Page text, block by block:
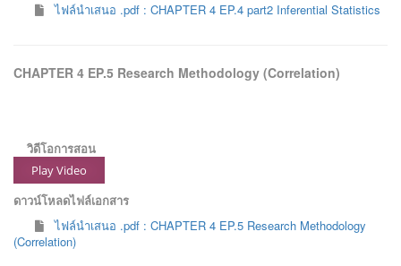
ไฟล์นำเสนอ .pdf : CHAPTER 4 EP.4 part2 Inferential Statistics
CHAPTER 4 EP.5 Research Methodology (Correlation)
วิดีโอการสอน
Play Video
ดาวน์โหลดไฟล์เอกสาร
ไฟล์นำเสนอ .pdf : CHAPTER 4 EP.5 Research Methodology
(Correlation)